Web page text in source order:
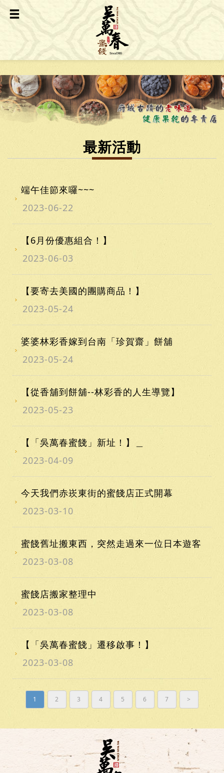
最新活動
端午佳節來囉~~~
2023-06-22
【6月份優惠組合！】
2023-06-03
【要寄去美國的團購商品！】
2023-05-24
婆婆林彩香嫁到台南「珍賀齋」餅舖
2023-05-24
【從香舖到餅舖--林彩香的人生導覽】
2023-05-23
【「吳萬春蜜餞」新址！】＿
2023-04-09
今天我們赤崁東街的蜜餞店正式開幕
2023-03-10
蜜餞舊址搬東西，突然走過來一位日本遊客
2023-03-08
蜜餞店搬家整理中
2023-03-08
【「吳萬春蜜餞」遷移啟事！】
2023-03-08
1 2 3 4 5 6 7 >